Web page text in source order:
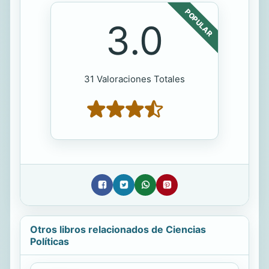
POPULAR
3.0
31 Valoraciones Totales
Otros libros relacionados de Ciencias
Políticas